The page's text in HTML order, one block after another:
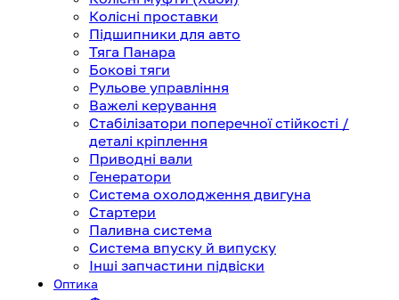
Колісні проставки
Підшипники для авто
Тяга Панара
Бокові тяги
Рульове управління
Важелі керування
Стабілізатори поперечної стійкості /
деталі кріплення
Приводні вали
Генератори
Система охолодження двигуна
Стартери
Паливна система
Система впуску й випуску
Інші запчастини підвіски
Оптика